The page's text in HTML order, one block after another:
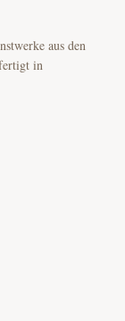
aus den
in